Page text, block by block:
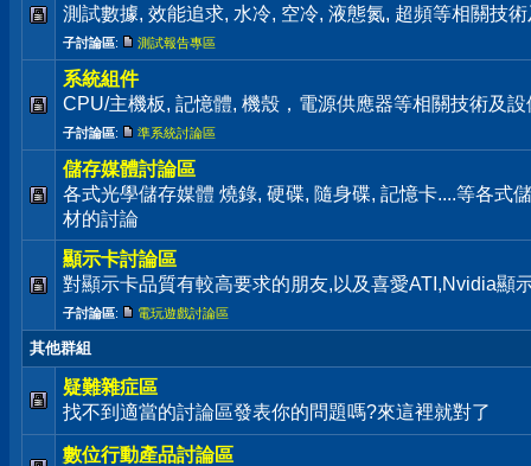
測試數據, 效能追求, 水冷, 空冷, 液態氮, 超頻等相關技
子討論區: 測試報告專區
系統組件
CPU/主機板, 記憶體, 機殼，電源供應器等相關技術及
子討論區: 準系統討論區
儲存媒體討論區
各式光學儲存媒體 燒錄, 硬碟, 隨身碟, 記憶卡....等各式
材的討論
顯示卡討論區
對顯示卡品質有較高要求的朋友,以及喜愛ATI,Nvidia顯
子討論區: 電玩遊戲討論區
其他群組
疑難雜症區
找不到適當的討論區發表你的問題嗎?來這裡就對了
數位行動產品討論區